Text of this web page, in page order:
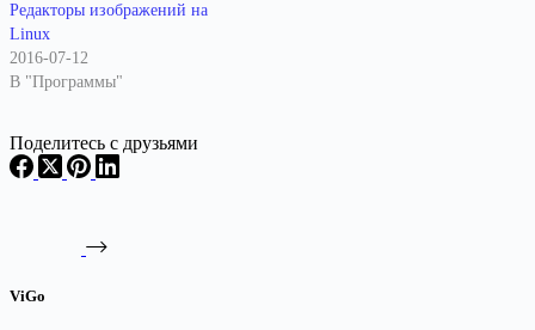
Редакторы изображений на
Linux
2016-07-12
В "Программы"
Поделитесь с друзьями
ViGo